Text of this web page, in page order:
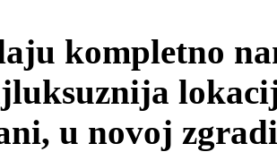
kompletno
u novoj